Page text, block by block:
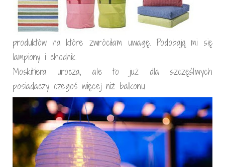
produktów na które zwróciłam uwagę. Podobają mi się
lampiony i chodnik.
Moskitiera urocza, ale to już dla szczęśliwych
posiadaczy czegoś więcej niż balkonu.